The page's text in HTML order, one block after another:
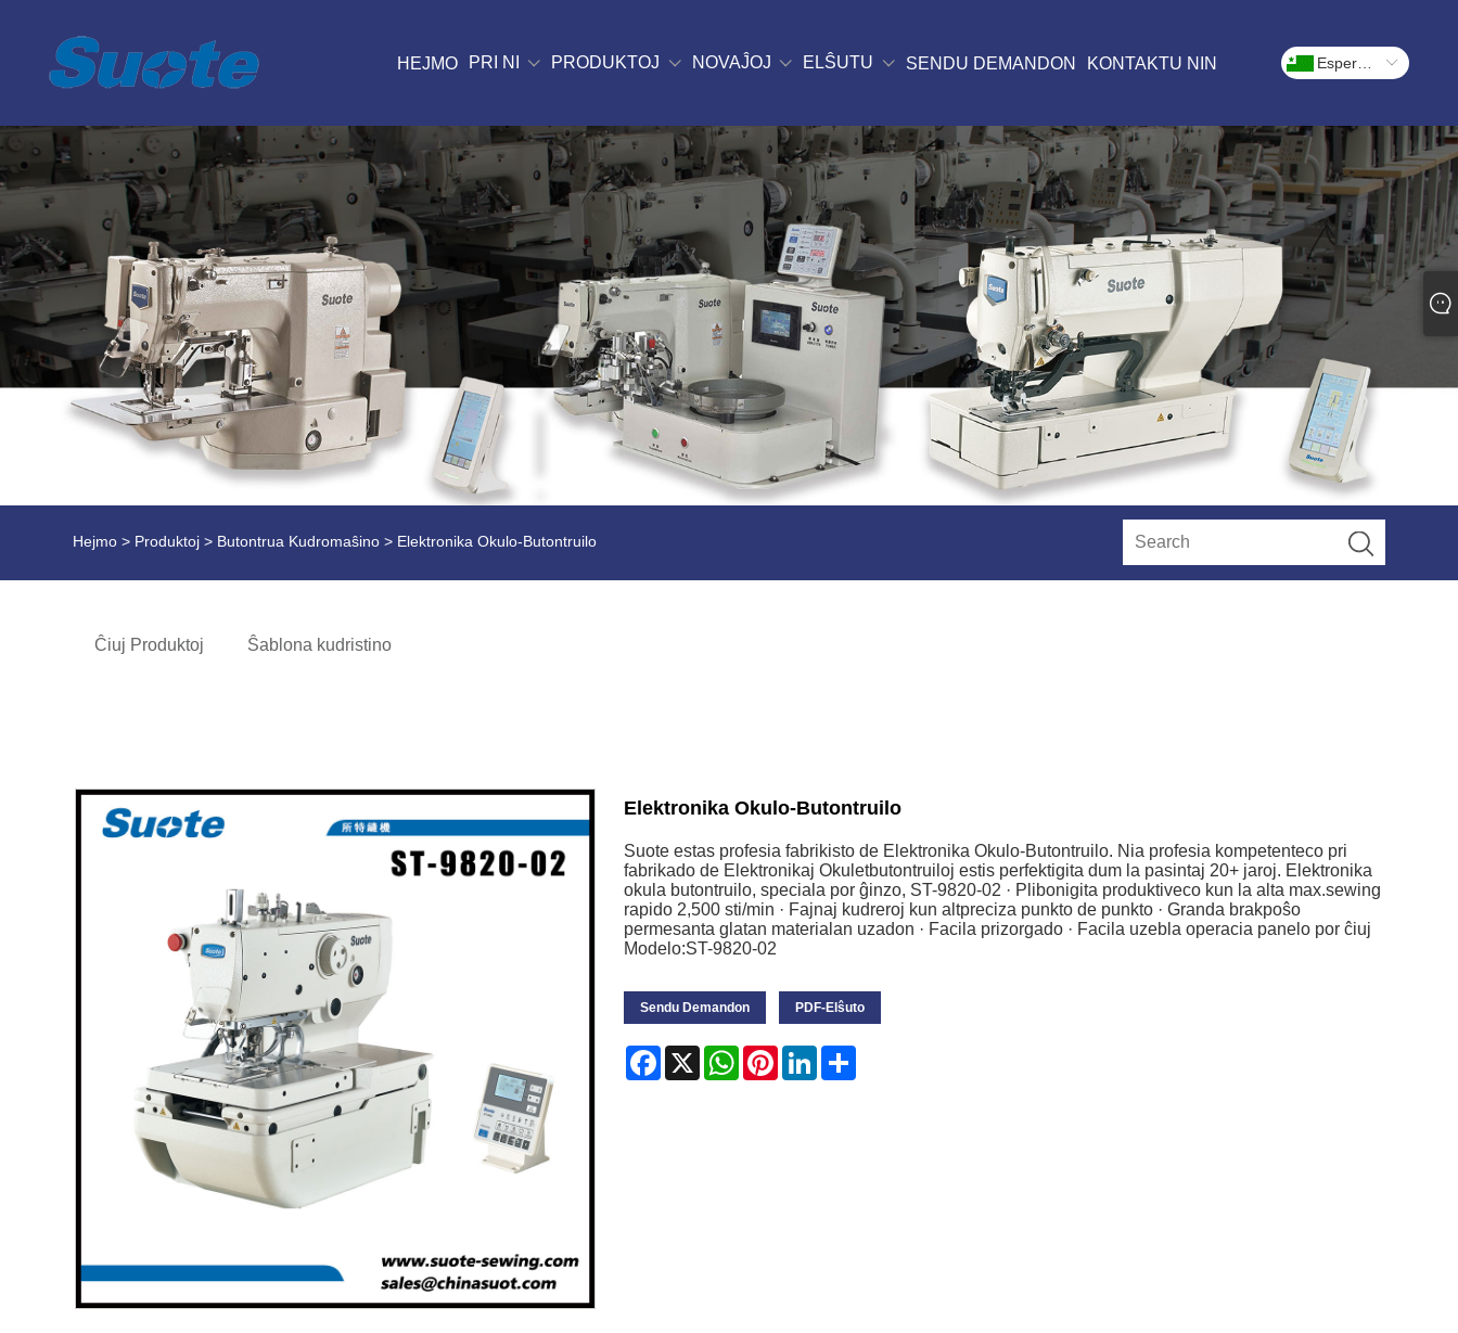
HEJMO PRI NI PRODUKTOJ NOVAĴOJ ELŜUTU SENDU DEMANDON KONTAKTU NIN
Hejmo > Produktoj > Butontrua Kudromaŝino > Elektronika Okulo-Butontruilo
Ĉiuj Produktoj Ŝablona kudristino
Elektronika Okulo-Butontruilo
Suote estas profesia fabrikisto de Elektronika Okulo-Butontruilo. Nia profesia kompetenteco pri
fabrikado de Elektronikaj Okuletbutontruiloj estis perfektigita dum la pasintaj 20+ jaroj. Elektronika
okula butontruilo, speciala por ĝinzo, ST-9820-02 · Plibonigita produktiveco kun la alta max.sewing
rapido 2,500 sti/min · Fajnaj kudreroj kun altpreciza punkto de punkto · Granda brakpoŝo
permesanta glatan materialan uzadon · Facila prizorgado · Facila uzebla operacia panelo por ĉiuj
Modelo:ST-9820-02
Sendu Demandon PDF-Elŝuto
Facebook
X WhatsApp
PinterestLinkedIn